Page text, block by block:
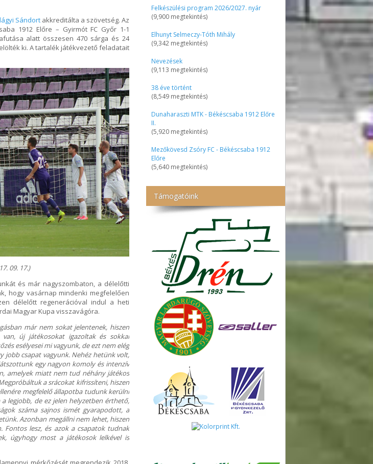
Felkészülési program 2026/2027. nyár
(9,900 megtekintés)
Elhunyt Selmeczy-Tóth Mihály
(9,342 megtekintés)
Nevezések
(9,113 megtekintés)
38 éve történt
(8,549 megtekintés)
Dunaharaszti MTK - Békéscsaba 1912 Előre
II.
(5,920 megtekintés)
Mezőkövesd Zsóry FC - Békéscsaba 1912
Előre
(5,640 megtekintés)
Támogatóink
Sándort akkreditálta a szövetség. Az
1912 Előre – Gyirmót FC Győr 1-1
alatt összesen 470 sárga és 24
ki. A tartalék játékvezető feladatait
09. 17.)
és már nagyszombaton, a délelőtti
hogy vasárnap mindenki megfelelően
délelőtt regenerációval indul a heti
Magyar Kupa visszavágóra.
már nem sokat jelentenek, hiszen
új játékosokat igazoltak és sokkal
esélyesei mi vagyunk, de ezt nem elég
jobb csapat vagyunk. Nehéz hetünk volt,
egy nagyon komoly és intenzív
amelyek miatt nem tud néhány játékos
a srácokat kifrissíteni, hiszen
megfelelő állapotba tudunk kerülni
legjobb, de ez jelen helyzetben érthető,
száma sajnos ismét gyarapodott, a
Azonban megállni nem lehet, hiszen
lesz, és azok a csapatok tudnak
úgyhogy most a játékosok lelkével is